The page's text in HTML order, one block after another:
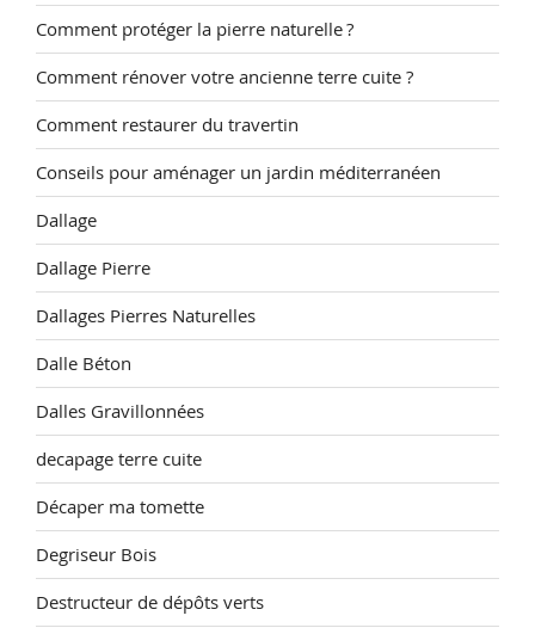
Comment protéger la pierre naturelle ?
Comment rénover votre ancienne terre cuite ?
Comment restaurer du travertin
Conseils pour aménager un jardin méditerranéen
Dallage
Dallage Pierre
Dallages Pierres Naturelles
Dalle Béton
Dalles Gravillonnées
decapage terre cuite
Décaper ma tomette
Degriseur Bois
Destructeur de dépôts verts